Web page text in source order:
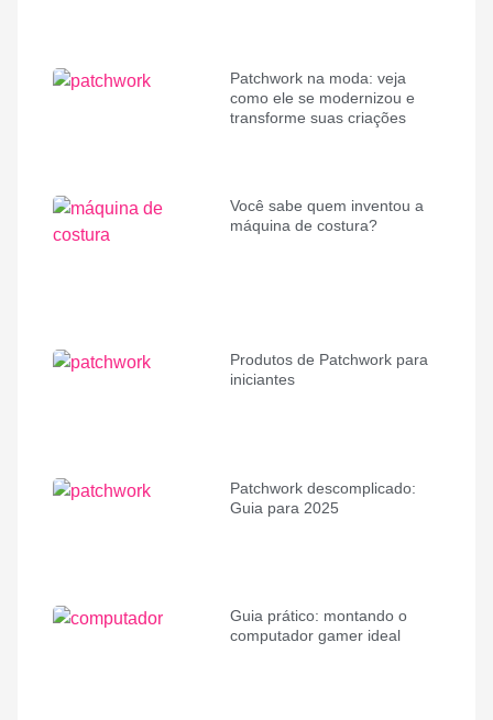
Patchwork na moda: veja
como ele se modernizou e
transforme suas criações
Você sabe quem inventou a
máquina de costura?
Produtos de Patchwork para
iniciantes
Patchwork descomplicado:
Guia para 2025
Guia prático: montando o
computador gamer ideal